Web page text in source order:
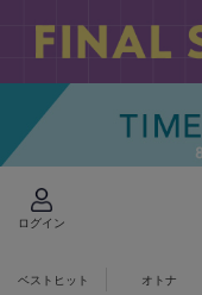
ログイン
ベストヒット オトナ